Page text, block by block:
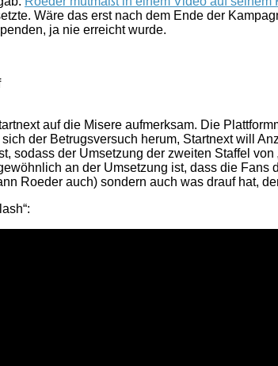
Wäre das erst nach dem Ende der
ja nie erreicht wurde.
auf die Misere aufmerksam. Die
der Betrugsversuch herum, Startnext will
sodass der Umsetzung der zweiten Staffel
an der Umsetzung ist, dass die
Roeder auch) sondern auch was drauf hat,